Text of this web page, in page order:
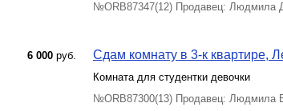
№ORB87347(12) Продавец: Людмила
6 000 руб. Сдам комнату в 3-к квартире,
Комната для студентки девочки
№ORB87300(13) Продавец: Людмила